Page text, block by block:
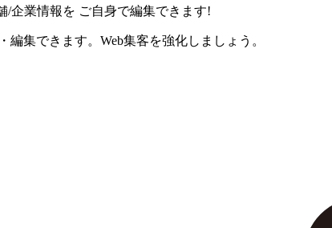
/企業情報を ご自身で編集できます!
集できます。Web集客を強化しましょう。